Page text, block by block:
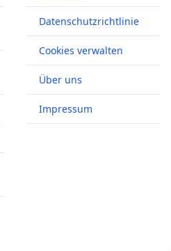
Datenschutzrichtlinie
Cookies verwalten
Über uns
Impressum